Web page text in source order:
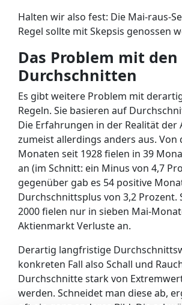
Halten wir also fest: Die Mai-raus-
Regel sollte mit Skepsis genossen
Das Problem mit den
Durchschnitten
Es gibt weitere Problem mit
Regeln. Sie basieren auf
Die Erfahrungen in der Realität der
zumeist allerdings anders aus. Von
Monaten seit 1928 fielen in 39
an (im Schnitt: ein Minus von 4,7
gegenüber gab es 54 positive
Durchschnittsplus von 3,2 Prozent.
2000 fielen nur in sieben Mai-
Aktienmarkt Verluste an.
Derartig langfristige
konkreten Fall also Schall und
Durchschnitte stark von
werden. Schneidet man diese ab,